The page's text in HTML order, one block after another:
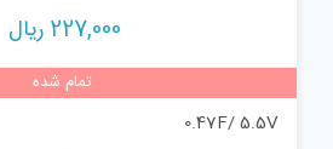
227,000 ریال
تمام شده
0.47F/ 5.5V